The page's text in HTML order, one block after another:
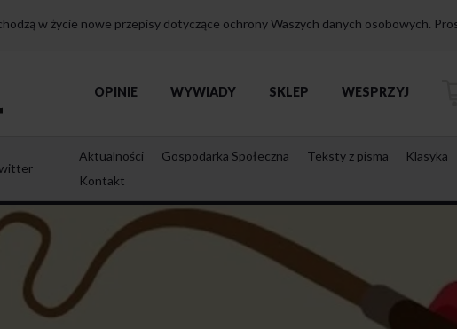
w życie nowe przepisy dotyczące ochrony Waszych danych osobowych.
strony
OPINIE WYWIADY SKLEP WESPRZYJ
Aktualności Gospodarka Społeczna Teksty z pisma Klasyka
Kontakt